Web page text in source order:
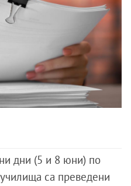
дни (5 и 8 юни) по
са преведени